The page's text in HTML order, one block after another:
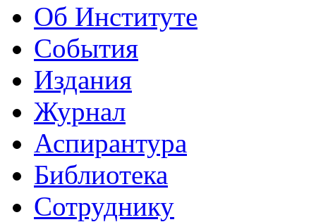
Об Институте
События
Издания
Журнал
Аспирантура
Библиотека
Сотруднику